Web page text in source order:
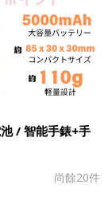
/ 智能手錶+手
尚餘20件